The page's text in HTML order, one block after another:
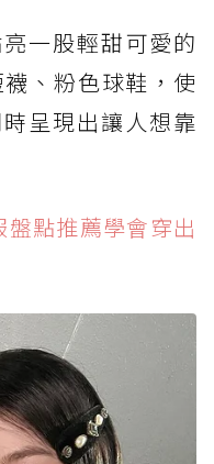
一股輕甜可愛的
、粉色球鞋，使
呈現出讓人想靠
點推薦學會穿出